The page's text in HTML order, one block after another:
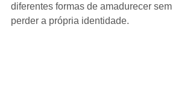
diferentes formas de amadurecer sem
perder a própria identidade.